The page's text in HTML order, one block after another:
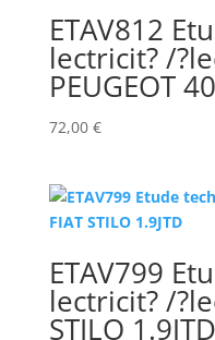
ETAV812
lectricit? /
PEUGEOT
72,00 €
ETAV799
lectricit? /
STILO 1.9JTD